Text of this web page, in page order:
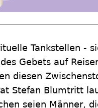
Tankstellen -
Gebets auf
diesen
Stefan Blumtritt
seien Männer,